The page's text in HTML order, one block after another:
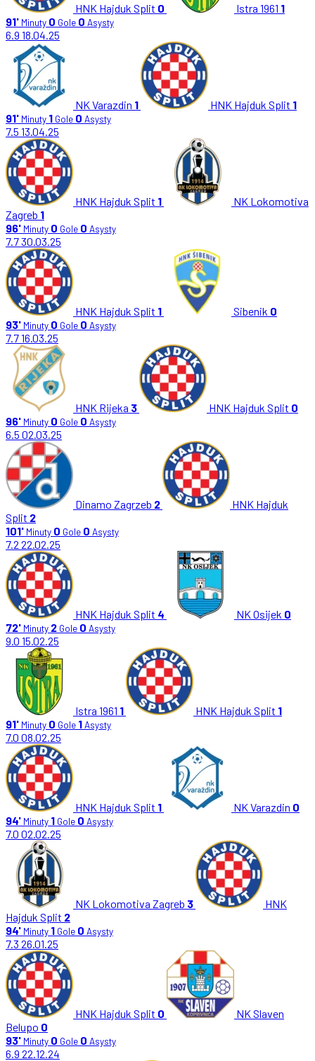
HNK Hajduk Split 0 Istra 1961 1
91' Minuty 0 Gole 0 Asysty
6.9 18.04.25
NK Varazdin 1 HNK Hajduk Split 1
91' Minuty 1 Gole 0 Asysty
7.5 13.04.25
HNK Hajduk Split 1
NK Lokomotiva
Zagreb 1
96' Minuty 0 Gole 0 Asysty
7.730.03.25
HNK Hajduk Split 1 Sibenik 0
93' Minuty 0 Gole 0 Asysty
7.716.03.25
HNK Rijeka 3 HNK Hajduk Split 0
96' Minuty 0 Gole 0 Asysty
6.5 02.03.25
Dinamo Zagrzeb 2
HNK Hajduk
Split 2
101' Minuty 0 Gole 0 Asysty
7.2 22.02.25
HNK Hajduk Split 4 NK Osijek 0
72' Minuty 2 Gole 0 Asysty
9.0 15.02.25
Istra 1961 1 HNK Hajduk Split 1
91' Minuty 0 Gole 1Asysty
7.0 08.02.25
HNK Hajduk Split 1 NK Varazdin 0
94' Minuty 1 Gole 0 Asysty
7.0 02.02.25
NK Lokomotiva Zagreb 3
HNK
Hajduk Split 2
94' Minuty 1 Gole 0 Asysty
7.3 26.01.25
HNK Hajduk Split 0
NK Slaven
Belupo 0
93' Minuty 0 Gole 0 Asysty
6.9 22.12.24